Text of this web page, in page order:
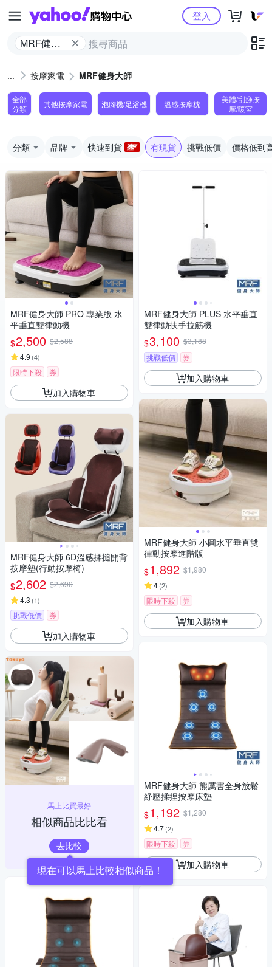
Yahoo購物中心
MRF健身
登入
按摩家電 MRF健身大師
全部
分類
其他按摩家電 泡腳機/足浴機 溫感按摩枕
美體/刮痧按
摩/暖宮
分類 品牌 快速到貨 有現貨 挑戰低價 價格低到
MRF健身大師 PRO 專業版 ⽔
平垂直雙律動機
$2,500 $2,588
4.9 (4)
限時下殺 券
加入購物車
MRF健身大師 6D溫感揉搥開背
按摩墊(行動按摩椅)
$2,602 $2,690
4.3 (1)
挑戰低價 券
加入購物車
馬上比買最好
相似商品比比看
去比較
現在可以馬上比較相似商品！
MRF健身大師 PLUS ⽔平垂直
雙律動扶⼿拉筋機
$3,100 $3,188
挑戰低價
券
加入購物車
MRF健身大師 ⼩圓⽔平垂直雙
律動按摩進階版
$1,892 $1,980
4(2)
限時下殺 券
加入購物車
MRF健身大師 熊厲害全身放鬆
紓壓揉捏按摩床墊
$1,192 $1,280
4.7(2)
限時下殺 券
加入購物車